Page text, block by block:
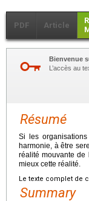
PDF Article
Bienvenue
L’accès au
Résumé
Si les
harmonie, à être
réalité mouvante de
mieux cette réalité.
Le texte complet de
Summary